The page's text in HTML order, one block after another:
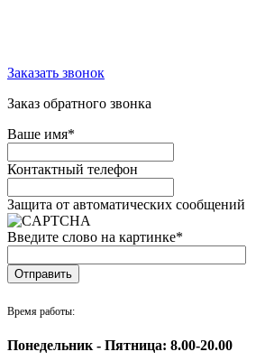
Заказать звонок
Заказ обратного звонка
Ваше имя*
Контактный телефон
Защита от автоматических сообщений
Введите слово на картинке*
Время работы:
Понедельник - Пятница: 8.00-20.00